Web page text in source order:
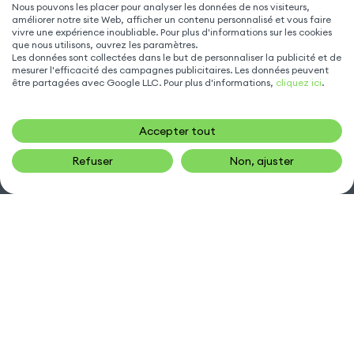
NOUS CONTACTER
sav@gsm55.net
01.55.82.00.00 numéro non surtaxé
30, bis rue Girard, 93100 Montreuil
Nous pouvons les placer pour analyser les données de nos visiteurs,
améliorer notre site Web, afficher un contenu personnalisé et vous faire
vivre une expérience inoubliable. Pour plus d'informations sur les cookies
que nous utilisons, ouvrez les paramètres.
Les données sont collectées dans le but de personnaliser la publicité et de
mesurer l'efficacité des campagnes publicitaires. Les données peuvent
être partagées avec Google LLC. Pour plus d'informations, cliquez ici.
Accepter tout
Refuser Non, ajuster